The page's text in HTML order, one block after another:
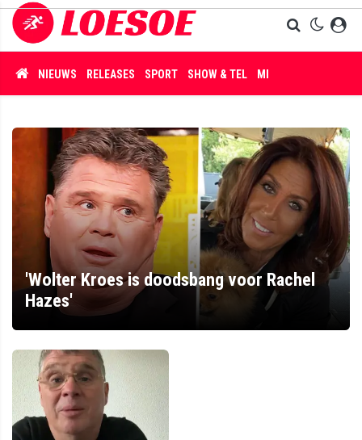
NIEUWS RELEASES SPORT SHOW & TEL MISDAAD
'Wolter Kroes is doodsbang voor Rachel
Hazes'